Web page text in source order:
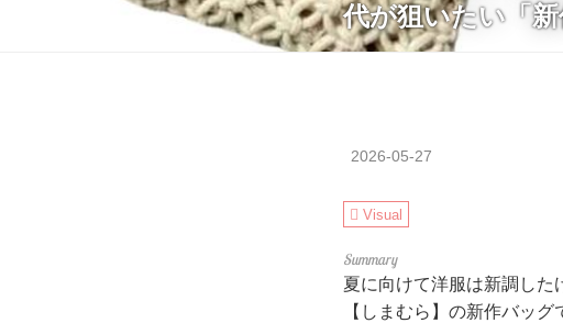
代が狙いたい「新
2026-05-27
Visual
夏に向けて洋服は新調し
【しまむら】の新作バッ